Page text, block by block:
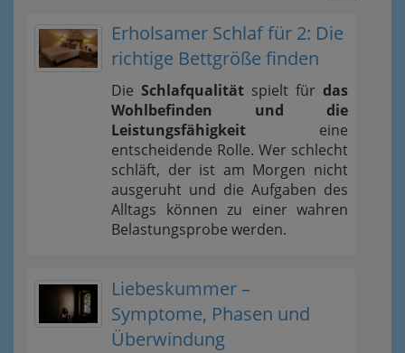
Erholsamer Schlaf für 2: Die
richtige Bettgröße finden
Die Schlafqualität spielt für das
Wohlbefinden und die
Leistungsfähigkeit eine
entscheidende Rolle. Wer schlecht
schläft, der ist am Morgen nicht
ausgeruht und die Aufgaben des
Alltags können zu einer wahren
Belastungsprobe werden.
Liebeskummer –
Symptome, Phasen und
Überwindung